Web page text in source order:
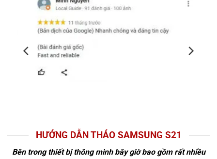
HƯỚNG DẪN THÁO SAMSUNG S21
Bên trong thiết bị thông minh bây giờ bao gồm rất nhiều